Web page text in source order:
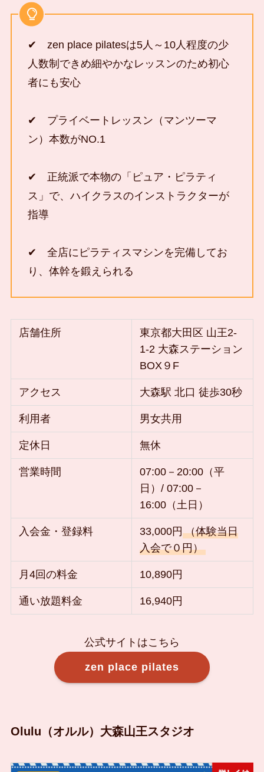
✔ zen place pilatesは5人～10人程度の少
人数制できめ細やかなレッスンのため初心
者にも安心
✔ プライベートレッスン（マンツーマ
ン）本数がNO.1
✔ 正統派で本物の「ピュア・ピラティ
ス」で、ハイクラスのインストラクターが
指導
✔ 全店にピラティスマシンを完備してお
り、体幹を鍛えられる
店舗住所
東京都大田区 山王2-
1-2 大森ステーション
BOX９F
アクセス 大森駅 北口 徒歩30秒
利用者 男女共用
定休日 無休
営業時間
07:00－20:00（平
日）/ 07:00－
16:00（土日）
入会金・登録料 33,000円 （体験当日
入会で０円）
月4回の料金 10,890円
通い放題料金 16,940円
公式サイトはこちら
zen place pilates
Olulu（オルル）大森山王スタジオ